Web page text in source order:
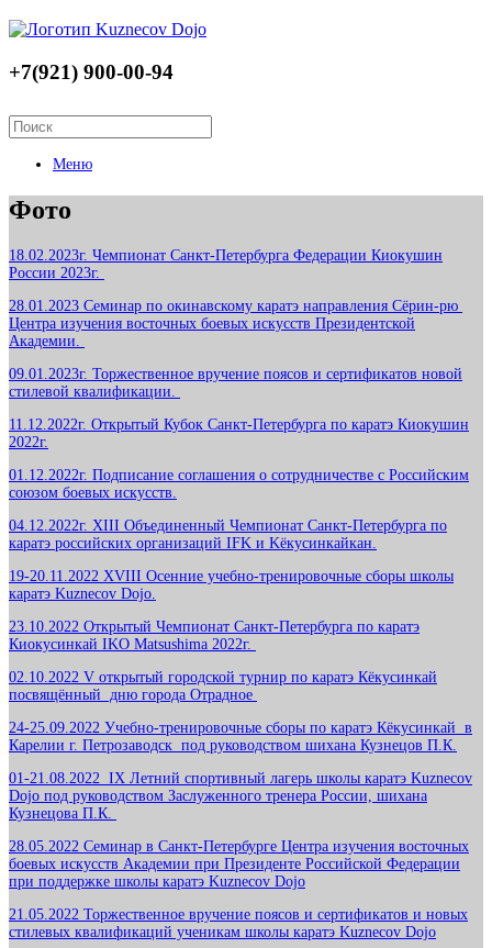
+7(921) 900-00-94
Меню
Фото
18.02.2023г. Чемпионат Санкт-Петербурга Федерации Киокушин
России 2023г.
28.01.2023 Семинар по окинавскому каратэ направления Сёрин-рю
Центра изучения восточных боевых искусств Президентской
Академии.
09.01.2023г. Торжественное вручение поясов и сертификатов новой
стилевой квалификации.
11.12.2022г. Открытый Кубок Санкт-Петербурга по каратэ Киокушин
2022г.
01.12.2022г. Подписание соглашения о сотрудничестве с Российским
союзом боевых искусств.
04.12.2022г. XIII Объединенный Чемпионат Санкт-Петербурга по
каратэ российских организаций IFK и Kёкусинкайкан.
19-20.11.2022 XVIII Осенние учебно-тренировочные сборы школы
каратэ Kuznecov Dojo.
23.10.2022 Открытый Чемпионат Санкт-Петербурга по каратэ
Киокусинкай IKO Matsushima 2022г.
02.10.2022 V открытый городской турнир по каратэ Кёкусинкай
посвящённый дню города Отрадное
24-25.09.2022 Учебно-тренировочные сборы по каратэ Кёкусинкай в
Карелии г. Петрозаводск под руководством шихана Кузнецов П.К.
01-21.08.2022 IX Летний спортивный лагерь школы каратэ Kuznecov
Dojo под руководством Заслуженного тренера России, шихана
Кузнецова П.К.
28.05.2022 Семинар в Санкт-Петербурге Центра изучения восточных
боевых искусств Академии при Президенте Российской Федерации
при поддержке школы каратэ Kuznecov Dojo
21.05.2022 Торжественное вручение поясов и сертификатов и новых
стилевых квалификаций ученикам школы каратэ Kuznecov Dojo